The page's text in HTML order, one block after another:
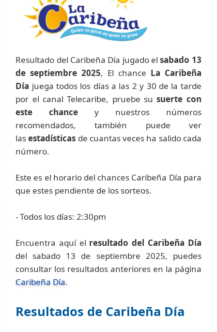
Resultado del Caribeña Día jugado elsabado 13
de septiembre 2025, El chance La Caribeña
Día juega todos los días a las 2 y 30 de la tarde
por el canal Telecaribe, pruebe susuerte con
este chance y nuestros números
recomendados, también puede ver
lasestadísticas de cuantas veces ha salido cada
número.
Este es el horario del chances Caribeña Día para
que estes pendiente de los sorteos.
- Todos los días: 2:30pm
Encuentra aquí el resultado del Caribeña Día
del sabado 13 de septiembre 2025, puedes
consultar los resultados anteriores en la página
Caribeña Día.
Resultados de Caribeña Día